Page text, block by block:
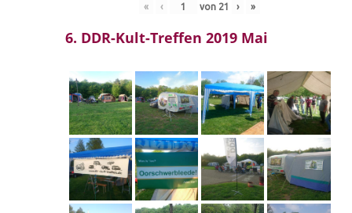
« ‹ von 21 › »
6. DDR-Kult-Treffen 2019 Mai